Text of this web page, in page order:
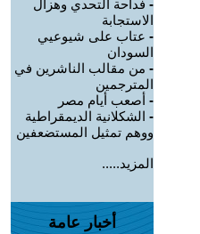
- فداحة التحدي وهزال
الاستجابة
- عتاب على شيوعيي
السودان
- من مقالب الناشرين في
المترجمين
- أصعب أيام مصر
- الشكلانية الديمقراطية
ووهم تمثيل المستضعفين
المزيد.....
أخبار عامة